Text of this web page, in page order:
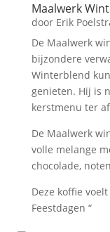
Maalwerk
door Erik
De Maalwerk
bijzondere
Winterblend
genieten. Hij is
kerstmenu ter
De Maalwerk
volle melange
chocolade,
Deze koffie
Feestdagen “